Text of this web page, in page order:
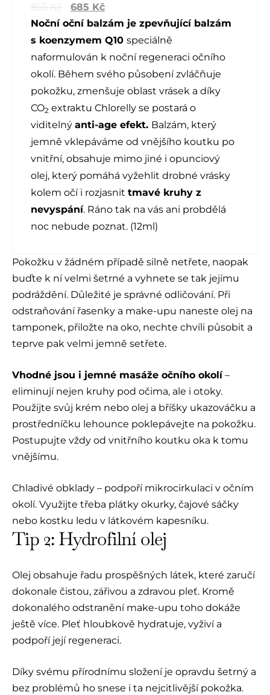
855 Kč 685 Kč
Noční oční balzám je zpevňující balzám
s koenzymem Q10 speciálně
naformulován k noční regeneraci očního
okolí. Během svého působení zvláčňuje
pokožku, zmenšuje oblast vrásek a díky
CO2 extraktu Chlorelly se postará o
viditelný anti-age efekt. Balzám, který
jemně vklepáváme od vnějšího koutku po
vnitřní, obsahuje mimo jiné i opunciový
olej, který pomáhá vyžehlit drobné vrásky
kolem očí i rozjasnit tmavé kruhy z
nevyspání. Ráno tak na vás ani probdělá
noc nebude poznat. (12ml)
Pokožku v žádném případě silně netřete, naopak
buďte k ní velmi šetrné a vyhnete se tak jejímu
podráždění. Důležité je správné odličování. Při
odstraňování řasenky a make-upu naneste olej na
tamponek, přiložte na oko, nechte chvíli působit a
teprve pak velmi jemně setřete.
Vhodné jsou i jemné masáže očního okolí–
eliminují nejen kruhy pod očima, ale i otoky.
Použijte svůj krém nebo olej a bříšky ukazováčku a
prostředníčku lehounce poklepávejte na pokožku.
Postupujte vždy od vnitřního koutku oka k tomu
vnějšímu.
Chladivé obklady – podpoří mikrocirkulaci v očním
okolí. Využijte třeba plátky okurky, čajové sáčky
nebo kostku ledu v látkovém kapesníku.
Tip 2: Hydrofilní olej
Olej obsahuje řadu prospěšných látek, které zaručí
dokonale čistou, zářivou a zdravou pleť. Kromě
dokonalého odstranění make-upu toho dokáže
ještě více. Pleť hloubkově hydratuje, vyživí a
podpoří její regeneraci.
Díky svému přírodnímu složení je opravdu šetrný a
bez problémů ho snese i ta nejcitlivější pokožka.